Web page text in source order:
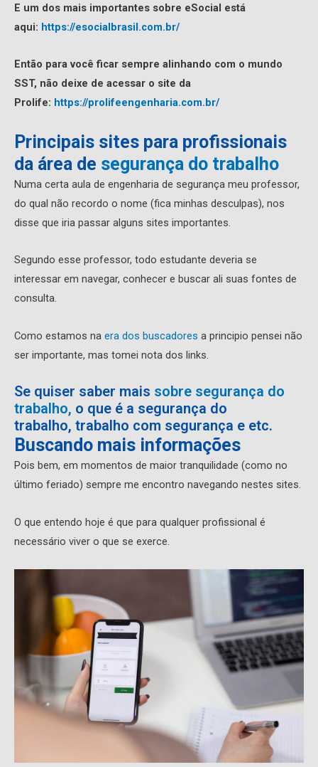
E um dos mais importantes sobre eSocial está
aqui: https://esocialbrasil.com.br/
Então para você ficar sempre alinhando com o mundo
SST, não deixe de acessar o site da
Prolife: https://prolifeengenharia.com.br/
Principais sites para profissionais
da área de segurança do trabalho
Numa certa aula de engenharia de segurança meu professor,
do qual não recordo o nome (fica minhas desculpas), nos
disse que iria passar alguns sites importantes.
Segundo esse professor, todo estudante deveria se
interessar em navegar, conhecer e buscar ali suas fontes de
consulta.
Como estamos na era dos buscadores a principio pensei não
ser importante, mas tomei nota dos links.
Se quiser saber mais sobre segurança do
trabalho, o que é a segurança do
trabalho, trabalho com segurança e etc.
Buscando mais informações
Pois bem, em momentos de maior tranquilidade (como no
último feriado) sempre me encontro navegando nestes sites.
O que entendo hoje é que para qualquer profissional é
necessário viver o que se exerce.